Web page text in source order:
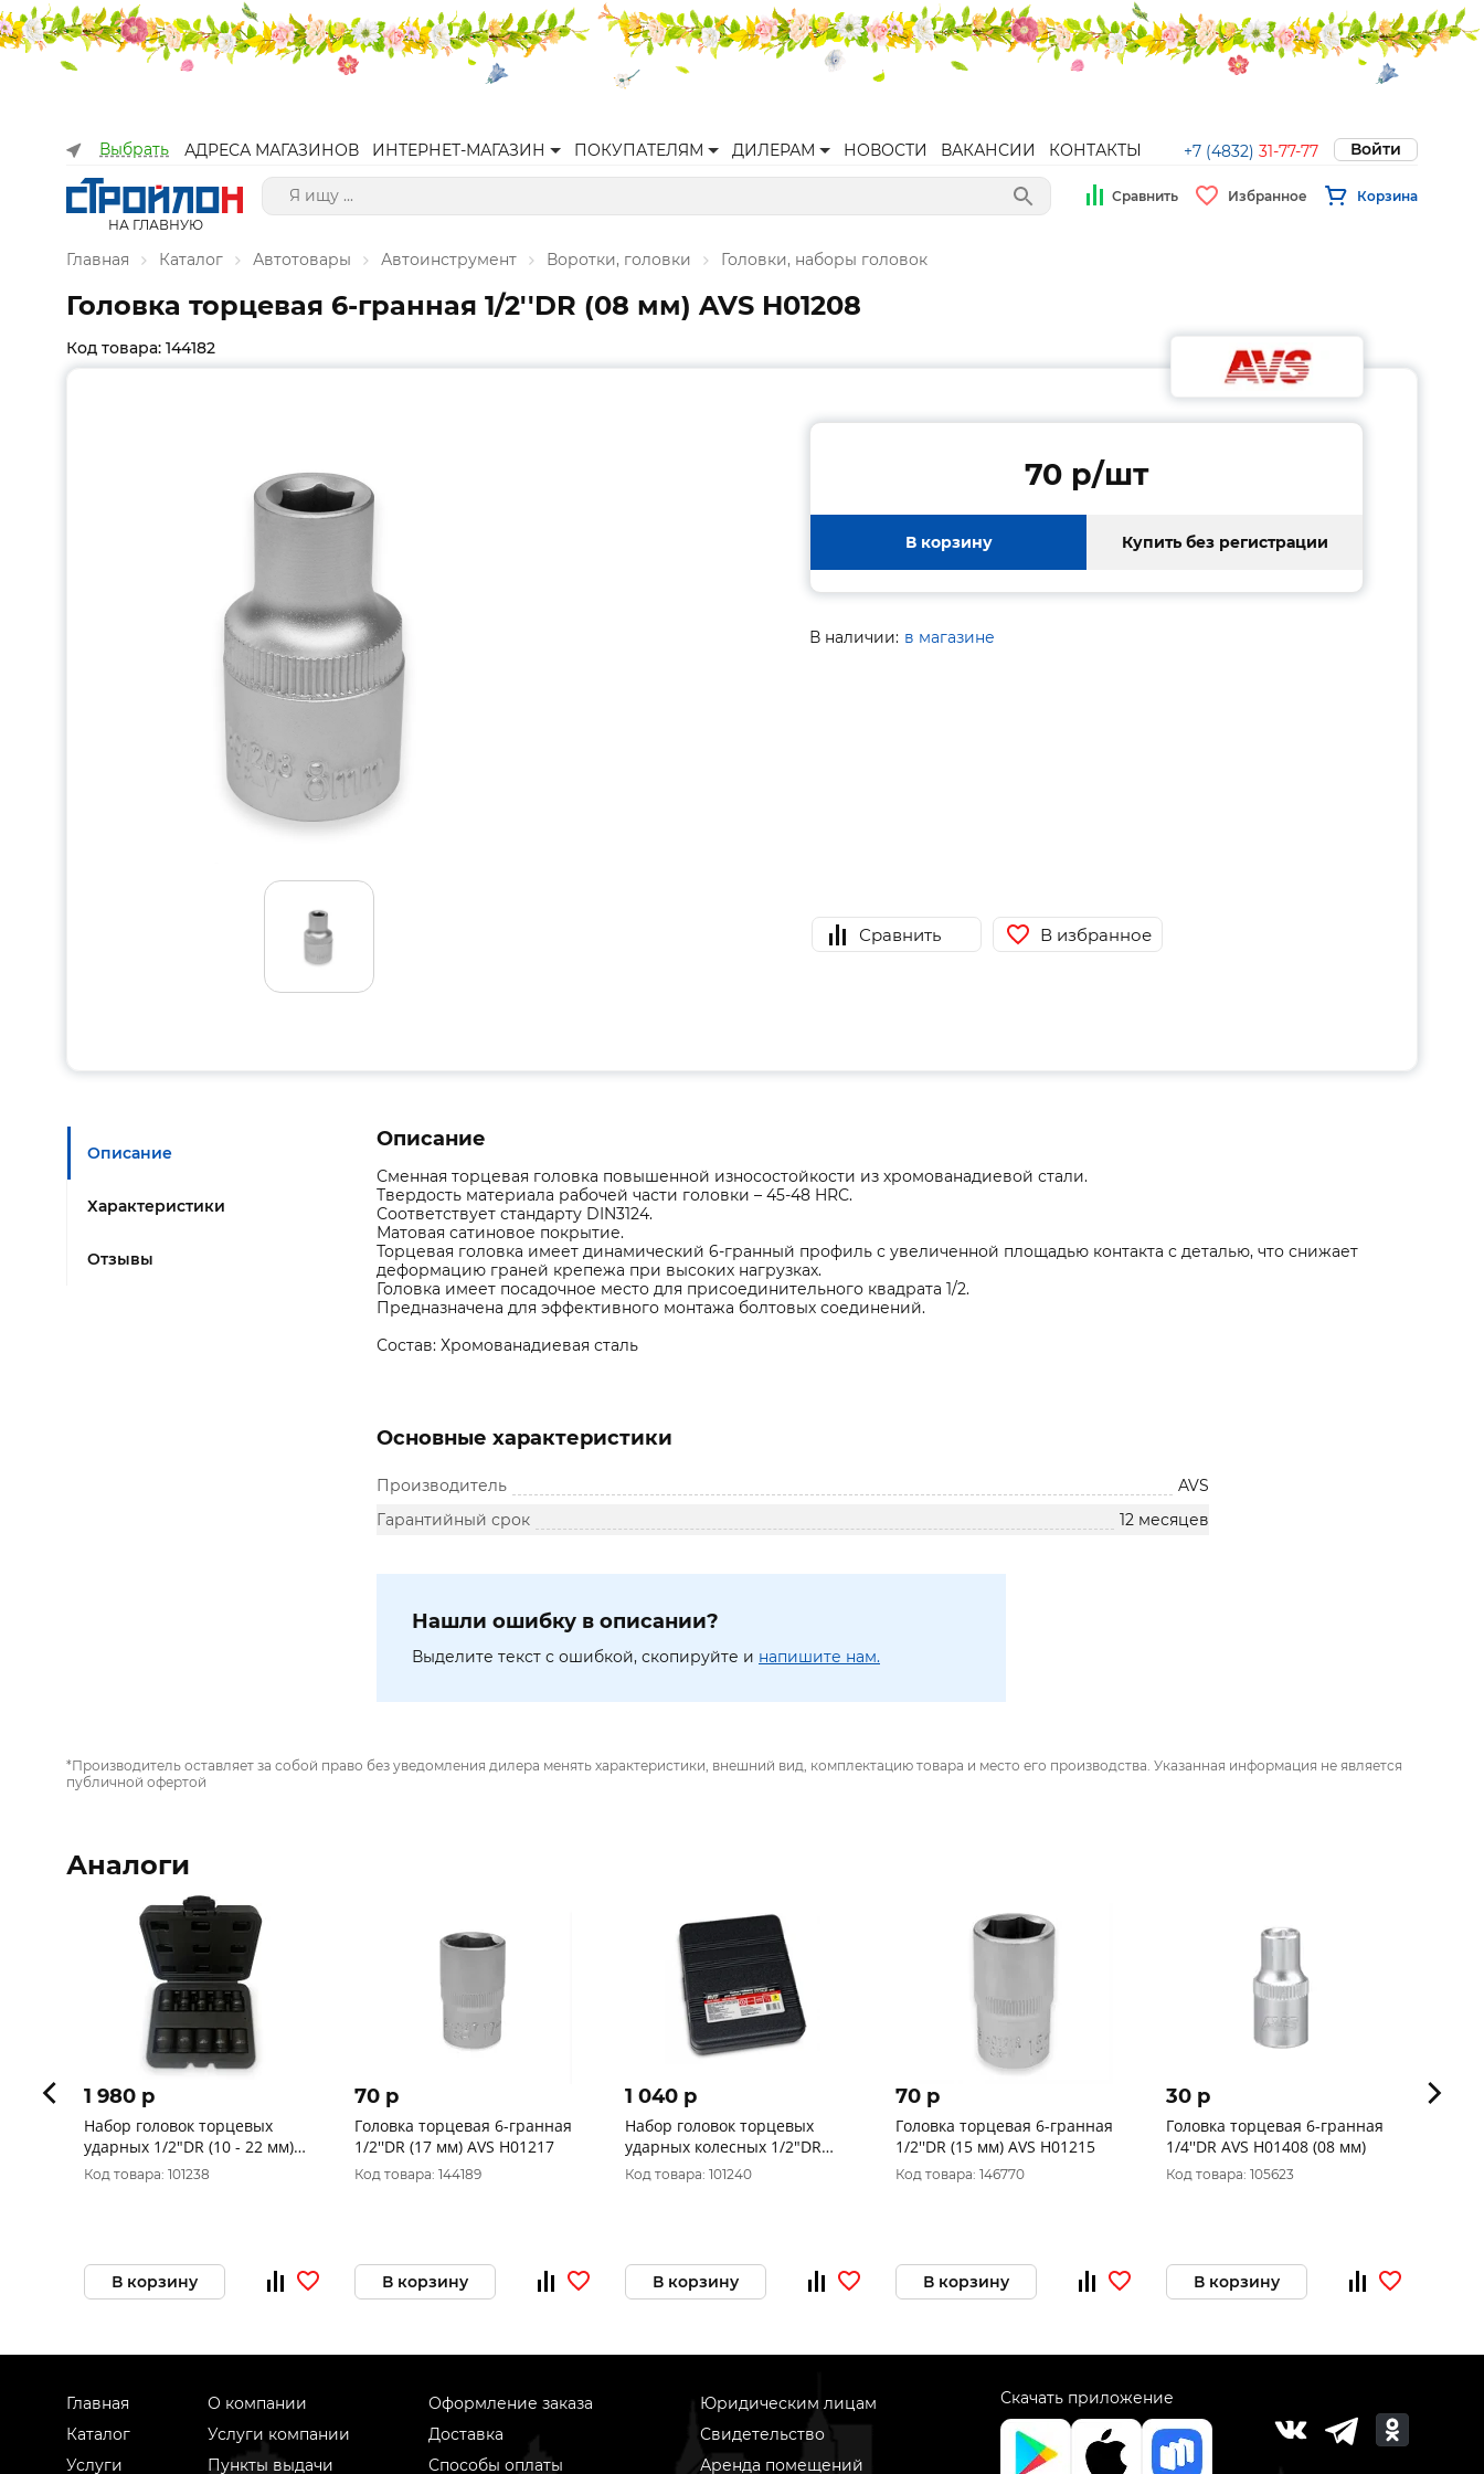
Выбрать АДРЕСА МАГАЗИНОВ ИНТЕРНЕТ-МАГАЗИН ПОКУПАТЕЛЯМ ДИЛЕРАМ НОВОСТИ ВАКАНСИИ КОНТАКТЫ +7 (4832) 31-77-77 Войти
НА ГЛАВНУЮ
Сравнить Избранное Корзина
Главная Каталог Автотовары Автоинструмент Воротки, головки Головки, наборы головок
Головка торцевая 6-гранная 1/2''DR (08 мм) AVS H01208
Код товара: 144182
70 p/шт
В корзину Купить без регистрации
В наличии: в магазине
Сравнить В избранное
Описание
Характеристики
Отзывы
Описание
Сменная торцевая головка повышенной износостойкости из хромованадиевой стали.
Твердость материала рабочей части головки – 45-48 HRС.
Соответствует стандарту DIN3124.
Матовая сатиновое покрытие.
Торцевая головка имеет динамический 6-гранный профиль с увеличенной площадью контакта с деталью, что снижает
деформацию граней крепежа при высоких нагрузках.
Головка имеет посадочное место для присоединительного квадрата 1/2.
Предназначена для эффективного монтажа болтовых соединений.
Состав: Хромованадиевая сталь
Основные характеристики
Производитель
AVS
Гарантийный срок
12 месяцев
Нашли ошибку в описании?
Выделите текст с ошибкой, скопируйте и напишите нам.
*Производитель оставляет за собой право без уведомления дилера менять характеристики, внешний вид, комплектацию товара и место его производства. Указанная информация не является
публичной офертой
Аналоги
1 980 p
Набор головок торцевых
ударных 1/2"DR (10 - 22 мм)
(10 предметов) AVS NG12-10I
Код товара: 101238
В корзину
70 p
Головка торцевая 6-гранная
1/2''DR (17 мм) AVS H01217
Код товара: 144189
В корзину
1 040 p
Набор головок торцевых
ударных колесных 1/2"DR
(17,19,21 мм) (3 предмета) AVS
NG12-03IC
Код товара: 101240
В корзину
70 p
Головка торцевая 6-гранная
1/2''DR (15 мм) AVS H01215
Код товара: 146770
В корзину
30 p
Головка торцевая 6-гранная
1/4''DR AVS H01408 (08 мм)
Код товара: 105623
В корзину
1
Главная
Каталог
Услуги
О компании
Услуги компании
Пункты выдачи
Оформление заказа
Доставка
Способы оплаты
Юридическим лицам
Свидетельство
Аренда помещений
Скачать приложение